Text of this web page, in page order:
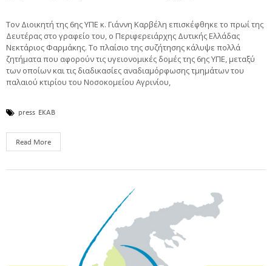
Τον Διοικητή της 6ης ΥΠΕ κ. Γιάννη Καρβέλη επισκέφθηκε το πρωί της
Δευτέρας στο γραφείο του, ο Περιφερειάρχης Δυτικής Ελλάδας
Νεκτάριος Φαρμάκης. Το πλαίσιο της συζήτησης κάλυψε πολλά
ζητήματα που αφορούν τις υγειονομικές δομές της 6ης ΥΠΕ, μεταξύ
των οποίων και τις διαδικασίες αναδιαμόρφωσης τμημάτων του
παλαιού κτιρίου του Νοσοκομείου Αγρινίου,
press ΕΚΑΒ
Read More